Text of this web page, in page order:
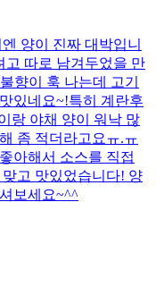
양이 진짜 대박입니
고 따로 남겨두었을 만
향이 훅 나는데 고기
있네요~!특히 계란후
랑 야채 양이 워낙 많
좀 적더라고요ㅠ.ㅠ
아해서 소스를 직접
고 맛있었습니다! 양
보세요~^^